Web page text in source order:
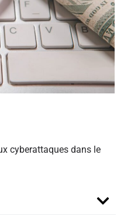
cyberattaques dans le